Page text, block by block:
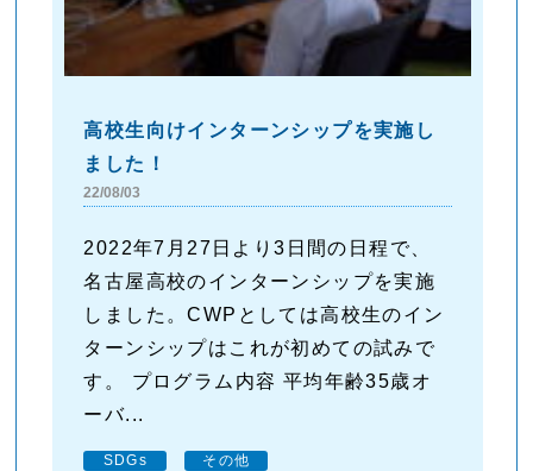
高校生向けインターンシップを実施し
ました！
22/08/03
2022年7月27日より3日間の日程で、
名古屋高校のインターンシップを実施
しました。CWPとしては高校生のイン
ターンシップはこれが初めての試みで
す。 プログラム内容 平均年齢35歳オ
ーバ...
SDGs その他